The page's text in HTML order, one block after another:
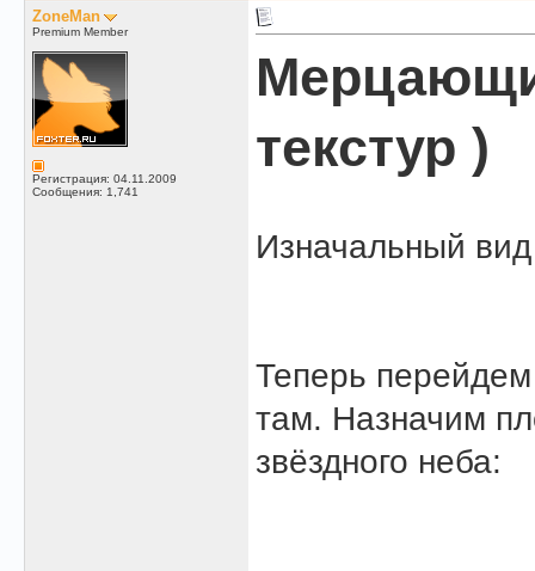
ZoneMan
Premium Member
Регистрация: 04.11.2009
Сообщения: 1,741
текстур )
Изначальный
Теперь
там. Назначим
звёздного неба: